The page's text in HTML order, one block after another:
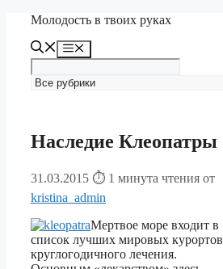
Перейти
содержимому
Молодость в твоих руках
Меню
Наследие Клеопатры
31.03.2015 ⏱ 1 минута чтения от
kristina_admin
Мертвое море входит в
список лучших мировых курортов
круглогодичного лечения.